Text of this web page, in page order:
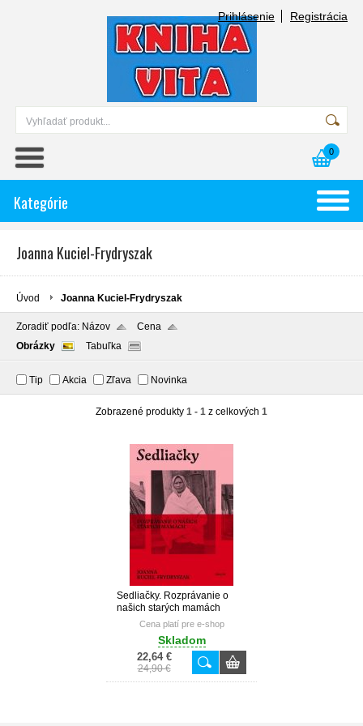
Prihlásenie Registrácia
0
Kategórie
Joanna Kuciel-Frydryszak
Úvod Joanna Kuciel-Frydryszak
Zoradiť podľa: Názov
Cena
Obrázky
Tabuľka
Tip Akcia Zľava Novinka
Zobrazené produkty 1 - 1 z celkových 1
Sedliačky. Rozprávanie o
našich starých mamách
Cena platí pre e-shop
Skladom
22,64 €
24,90 €